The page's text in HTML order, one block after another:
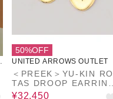
50%OFF
UNITED ARROWS OUTLET
＜PREEK＞YU-KIN RO
TAS DROOP EARRING
S/ピアス
¥32,450